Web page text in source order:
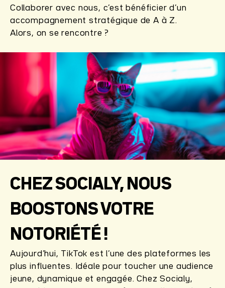
Collaborer avec nous, c’est bénéficier d’un
accompagnement stratégique de A à Z.
Alors, on se rencontre ?
CHEZ SOCIALY, NOUS
BOOSTONS VOTRE
NOTORIÉTÉ !
Aujourd’hui, TikTok est l’une des plateformes les
plus influentes. Idéale pour toucher une audience
jeune, dynamique et engagée. Chez Socialy,